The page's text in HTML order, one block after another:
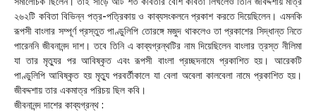
২৬২টি কবিতা বিভিন্ন পত্র-পত্রিকায় ও কাব্যসংকলনে প্রকাশ করতে দিয়েছিলেন। এমনকি
রূপসী বাংলার সম্পূর্ণ প্রস্তুত পাণ্ডুলিপি তোরঙ্গে মজুদ থাকলেও তা প্রকাশের সিদ্ধান্ত নিতে
পারেননি জীবনানন্দ দাশ। তবে তিনি এ কাব্যগ্রন্থটির নাম দিয়েছিলেন বাংলার ত্রস্ত নীলিমা
যা তার মৃত্যুর পর আবিষ্কৃত এবং রূপসী বাংলা প্রচ্ছদনামে প্রকাশিত হয়। আরেকটি
পাণ্ডুলিপি আবিষ্কৃত হয় মৃত্যু পরবর্তীকালে যা বেলা অবেলা কালবেলা নামে প্রকাশিত হয়।
জীবদ্দশায় তার একমাত্র পরিচয় ছিল কবি।
জীবনানন্দ দাশের কাব্যগ্রন্থ :